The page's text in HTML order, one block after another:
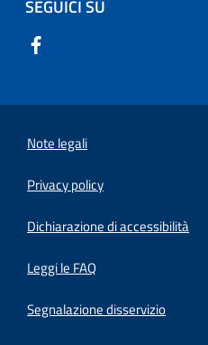
SEGUICI SU
Note legali
Privacy policy
Dichiarazione di accessibilità
Leggi le FAQ
Segnalazione disservizio